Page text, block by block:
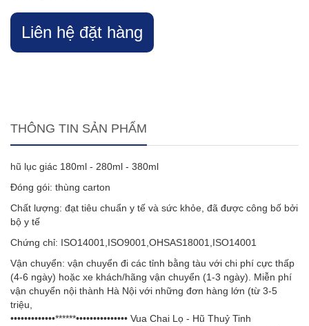
Liên hệ đặt hàng
THÔNG TIN SẢN PHẨM
hũ lục giác 180ml - 280ml - 380ml
Đóng gói: thùng carton
Chất lượng: đạt tiêu chuẩn y tế và sức khỏe, đã được công bố bởi
bộ y tế
Chứng chỉ: ISO14001,ISO9001,OHSAS18001,ISO14001
Vận chuyển: vận chuyển đi các tỉnh bằng tàu với chi phí cực thấp
(4-6 ngày) hoặc xe khách/hãng vận chuyển (1-3 ngày). Miễn phí
vận chuyển nội thành Hà Nội với những đơn hàng lớn (từ 3-5
triệu,
•••••••••••••******••••••••••••••• Vua Chai Lọ - Hũ Thuỷ Tinh